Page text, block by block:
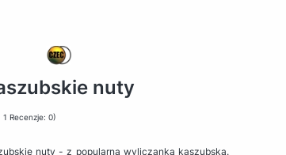
nuty
1 Recenzje: 0)
nuty - z popularną wyliczanką kaszubską.